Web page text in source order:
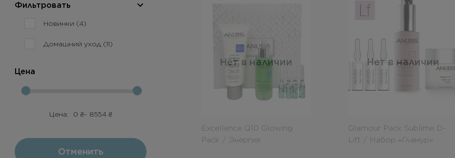
Фильтровать
Новинки (4)
Домашний уход (11)
Цена
Цена: 0 ₴- 8554₴
Отменить
Нет в наличии
Excellence Q10 Glowing
Pack / Энергия
Нет в наличии
Glamour Pack Sublime D-
Lift / Набор «Гламур»